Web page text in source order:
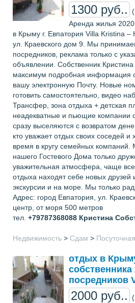
1300 руб..
Аренда жилья
в Крыму г. Евпатория Villa Kristina
ул. Краевского дом 9. Мы
посредников, реклама только с
объявлении. Собственник
максимум подробная информация
вашу электронную Почту. Новые
готовить самостоятельно, видео
Трансфер, зона отдыха + детская
неадекватные и пьющие компании
сразу выселяются с возвратом
кто уважает отдых своих соседей и
время в кругу семейных
нашего Гостевого Дома только
уважительная атмосфера, чаще
отдыха находят себе новых друзей
экскурсии и на море. Мы только
Адрес: город Евпатория, ул.
центр, от моря 500 метров
тел. +79787368088 Кристина
Недвижимость > Сдам >
отдых в
посредников
2000 руб..